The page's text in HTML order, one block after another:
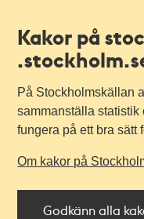
Kakor på
På Stockholmskällan
sammanställa statistik
fungera på ett bra sätt
Om kakor på
Godkänn alla